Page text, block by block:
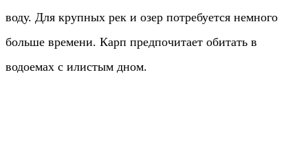
воду. Для крупных рек и озер потребуется немного
больше времени. Карп предпочитает обитать в
водоемах с илистым дном.